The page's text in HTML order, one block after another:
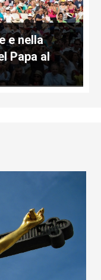
e nella
Papa al